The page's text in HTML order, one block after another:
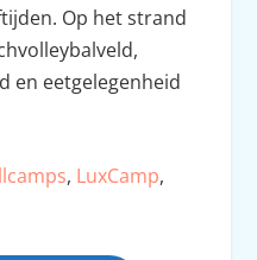
Op het strand
en eetgelegenheid
, LuxCamp,